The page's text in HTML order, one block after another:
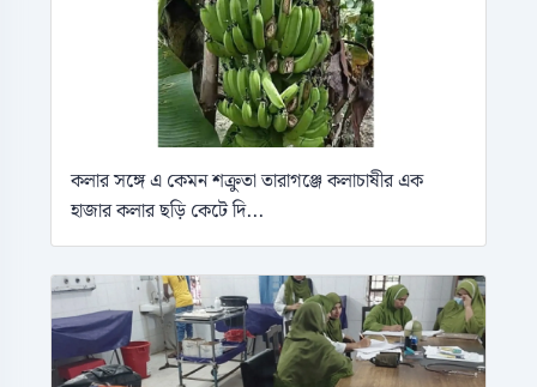
কলার সঙ্গে এ কেমন শক্রুতা তারাগঞ্জে কলাচাষীর এক
হাজার কলার ছড়ি কেটে দি...